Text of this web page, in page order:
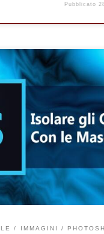
Pubblicato
le maschere per
Photoshop? Non riesci ad
in Photoshop e vuoi
strumento e usarle per
o foto? Conoscere le
IMMAGINI